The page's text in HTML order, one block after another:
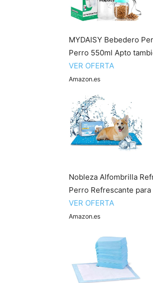
MYDAISY Bebedero
Perro 550ml Apto
VER OFERTA
Amazon.es
Nobleza Alfombrilla
Perro Refrescante
VER OFERTA
Amazon.es